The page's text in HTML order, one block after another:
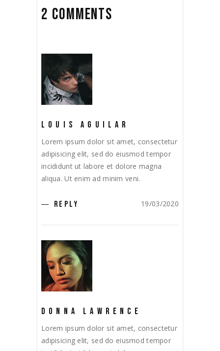
2 COMMENTS
LOUIS AGUILAR
Lorem ipsum dolor sit amet, consectetur
adipisicing elit, sed do eiusmod tempor
incididunt ut labore et dolore magna
aliqua. Ut enim ad minim veni.
REPLY 19/03/2020
DONNA LAWRENCE
Lorem ipsum dolor sit amet, consectetur
adipisicing elit, sed do eiusmod tempor